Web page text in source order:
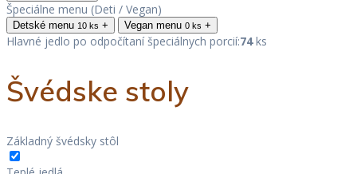
Špeciálne menu (Deti / Vegan)
Detské menu 10 ks + Vegan menu 0 ks +
Hlavné jedlo po odpočítaní špeciálnych porcií:74ks
Švédske stoly
Základný švédsky stôl